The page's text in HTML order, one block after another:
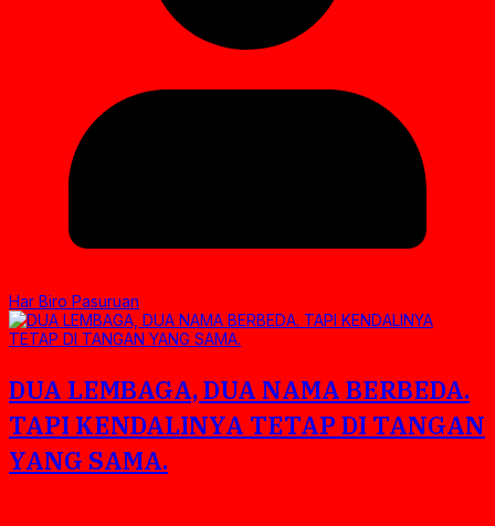
Har Biro Pasuruan
DUA LEMBAGA, DUA NAMA BERBEDA.
TAPI KENDALINYA TETAP DI TANGAN
YANG SAMA.